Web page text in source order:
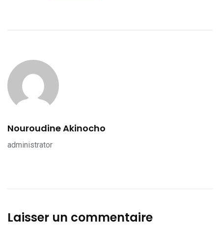
Nouroudine Akinocho
administrator
Laisser un commentaire